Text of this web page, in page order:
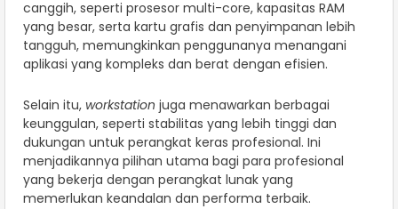
canggih, seperti prosesor multi-core, kapasitas RAM
yang besar, serta kartu grafis dan penyimpanan lebih
tangguh, memungkinkan penggunanya menangani
aplikasi yang kompleks dan berat dengan efisien.
Selain itu, workstation juga menawarkan berbagai
keunggulan, seperti stabilitas yang lebih tinggi dan
dukungan untuk perangkat keras profesional. Ini
menjadikannya pilihan utama bagi para profesional
yang bekerja dengan perangkat lunak yang
memerlukan keandalan dan performa terbaik.